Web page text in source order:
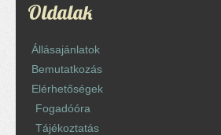
Oldalak
Állásajánlatok
Bemutatkozás
Elérhetőségek
Fogadóóra
Tájékoztatás